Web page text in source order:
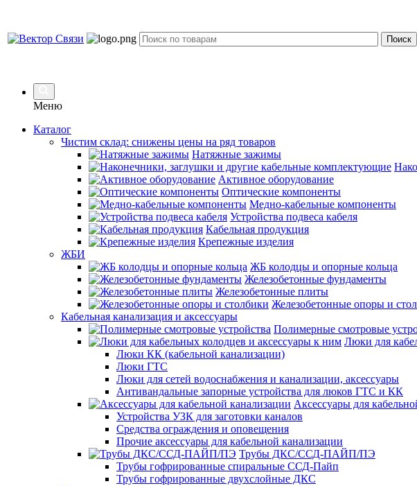
Меню
Каталог
Чистим склад: снижены цены на ряд товаров
Натяжные зажимы
Активное оборудование
Оптические компоненты
Медно-кабельные компоненты
Устройства подвеса кабеля
Кабельная продукция
Крепежные изделия
ЖБИ
ЖБ колодцы и опорные кольца
Железобетонные фундаменты
Железобетонные плиты
Железобетонные опоры и
Кабельная канализация и аксессуары
Полимерные смотровые
Люки для
Люки КК (кабельной канализации)
Люки ГТС
Люки для сетей водоснабжения и канализации, аксессуары
Антивандальные запорные устройства для люков ГТС и КК
Аксессуары для
Устройства УЗК для заготовки каналов
Средства ограждения и оповещения
Прочие аксессуары для кабельной канализации
Трубы ДКС/ССД-ПАЙП/ПЭ
Трубы гофрированные спиральные ССД-Пайп
Трубы гофрированные двухслойные ДКС